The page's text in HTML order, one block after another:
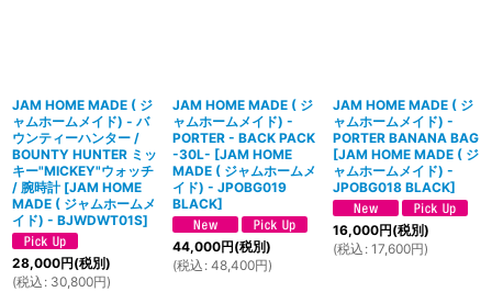
JAM HOME MADE ( ジ
ャムホームメイド) - バ
ウンティーハンター /
BOUNTY HUNTER ミッ
キー"MICKEY"ウォッチ
/ 腕時計 [JAM HOME
MADE ( ジャムホームメ
イド) - BJWDWT01S]
28,000円(税別)
(税込 : 30,800円)
JAM HOME MADE ( ジ
ャムホームメイド) -
PORTER - BACK PACK
-30L- [JAM HOME
MADE ( ジャムホームメ
イド) - JPOBG019
BLACK]
44,000円(税別)
(税込 : 48,400円)
JAM HOME MADE ( ジ
ャムホームメイド) -
PORTER BANANA BAG
[JAM HOME MADE ( ジ
ャムホームメイド) -
JPOBG018 BLACK]
16,000円(税別)
(税込 : 17,600円)